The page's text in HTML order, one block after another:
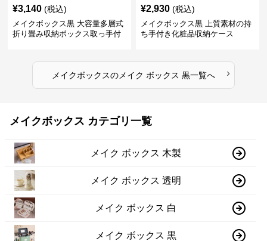
¥3,140 (税込)
メイクボックス黒 大容量多層式
折り畳み収納ボックス取っ手付
¥2,930 (税込)
メイクボックス黒 上質素材の持
ち手付き化粧品収納ケース
メイクボックスのメイク ボックス 黒一覧へ ›
メイクボックス カテゴリ一覧
メイク ボックス 木製
メイク ボックス 透明
メイク ボックス 白
メイク ボックス 黒